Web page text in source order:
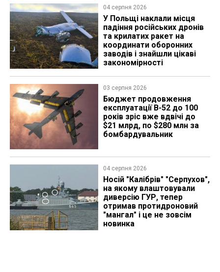
04 серпня 2026
У Польщі наклали місця
падіння російських дронів
та крилатих ракет на
координати оборонних
заводів і знайшли цікаві
закономірності
03 серпня 2026
Бюджет продовження
експлуатації B-52 до 100
років зріс вже вдвічі до
$21 млрд, по $280 млн за
бомбардувальник
04 серпня 2026
Носій "Калібрів" "Серпухов",
на якому влаштовували
диверсію ГУР, тепер
отримав протидроновий
"мангал" і це не зовсім
новинка